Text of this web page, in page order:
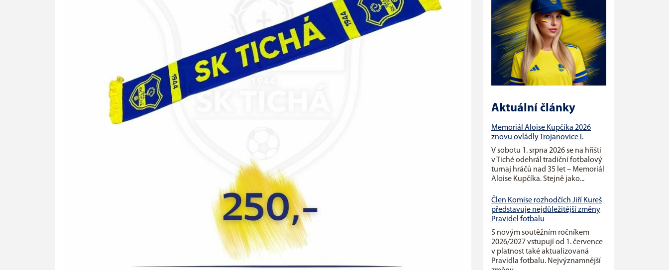
Aktuální články
Memoriál Aloise Kupčíka 2026
znovu ovládly Trojanovice I.
V sobotu 1. srpna 2026 se na hřišti
v Tiché odehrál tradiční fotbalový
turnaj hráčů nad 35 let – Memoriál
Aloise Kupčíka. Stejně jako...
Člen Komise rozhodčích Jiří Kureš
představuje nejdůležitější změny
Pravidel fotbalu
S novým soutěžním ročníkem
2026/2027 vstupují od 1. července
v platnost také aktualizovaná
Pravidla fotbalu. Nejvýznamnější